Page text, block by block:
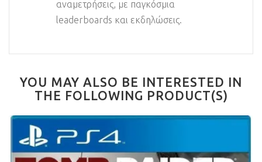
αναμετρήσεις, με παγκόσμια
leaderboards και εκδηλώσεις.
YOU MAY ALSO BE INTERESTED IN
THE FOLLOWING PRODUCT(S)